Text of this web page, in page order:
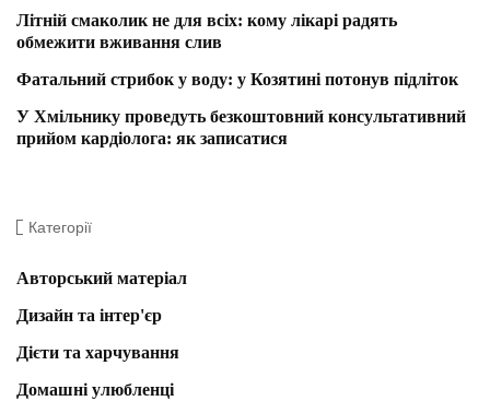
Літній смаколик не для всіх: кому лікарі радять
обмежити вживання слив
Фатальний стрибок у воду: у Козятині потонув підліток
У Хмільнику проведуть безкоштовний консультативний
прийом кардіолога: як записатися
Категорії
Авторський матеріал
Дизайн та інтер'єр
Дієти та харчування
Домашні улюбленці